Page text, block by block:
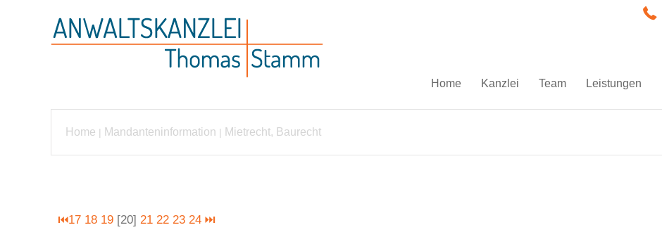
Home Kanzlei Team Leistungen
Home | Mandanteninformation | Mietrecht, Baurecht
⏮17 18 19 [20] 21 22 23 24 ⏭